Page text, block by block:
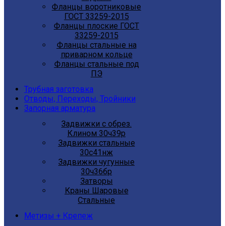
Фланцы воротниковые
ГОСТ 33259-2015
Фланцы плоские ГОСТ
33259-2015
Фланцы стальные на
приварном кольце
Фланцы стальные под
ПЭ
Трубная заготовка
Отводы, Переходы, Тройники
Запорная арматура
Задвижки с обрез.
Клином 30ч39р
Задвижки стальные
30с41нж
Задвижки чугунные
30ч36бр
Затворы
Краны Шаровые
Стальные
Метизы + Крепеж